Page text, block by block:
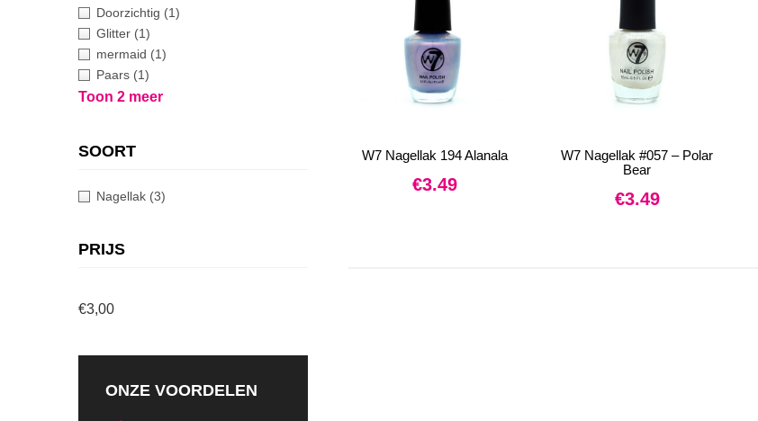
Doorzichtig (1)
Glitter (1)
mermaid (1)
Paars (1)
Toon 2 meer
SOORT
Nagellak (3)
PRIJS
€3,00
ONZE VOORDELEN
W7 Nagellak 194 Alanala
€3.49
W7 Nagellak #057 – Polar
Bear
€3.49